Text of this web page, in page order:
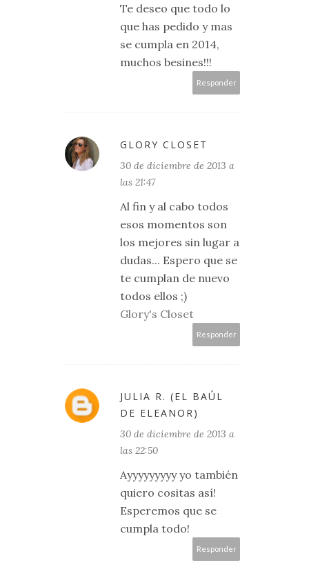
Te deseo que todo lo
que has pedido y mas
se cumpla en 2014,
muchos besines!!!
Responder
GLORY CLOSET
30 de diciembre de 2013 a
las 21:47
Al fin y al cabo todos
esos momentos son
los mejores sin lugar a
dudas... Espero que se
te cumplan de nuevo
todos ellos ;)
Glory's Closet
Responder
JULIA R. (EL BAÚL
DE ELEANOR)
30 de diciembre de 2013 a
las 22:50
Ayyyyyyyyy yo también
quiero cositas así!
Esperemos que se
cumpla todo!
Responder